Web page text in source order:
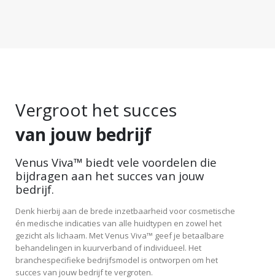
Vergroot het succes
van jouw bedrijf
Venus Viva™ biedt vele voordelen die
bijdragen aan het succes van jouw
bedrijf.
Denk hierbij aan de brede inzetbaarheid voor cosmetische
én medische indicaties van alle huidtypen en zowel het
gezicht als lichaam. Met Venus Viva™ geef je betaalbare
behandelingen in kuurverband of individueel. Het
branchespecifieke bedrijfsmodel is ontworpen om het
succes van jouw bedrijf te vergroten.